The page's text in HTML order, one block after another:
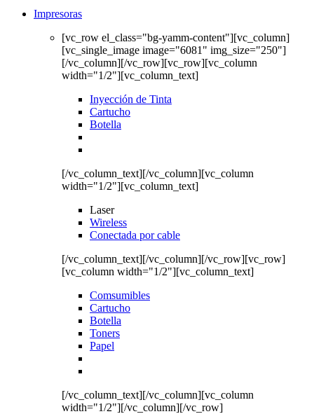
Impresoras
[vc_row el_class="bg-yamm-content"][vc_column]
[vc_single_image image="6081" img_size="250"]
[/vc_column][/vc_row][vc_row][vc_column
width="1/2"][vc_column_text]
Inyección de Tinta
Cartucho
Botella
[/vc_column_text][/vc_column][vc_column
width="1/2"][vc_column_text]
Laser
Wireless
Conectada por cable
[/vc_column_text][/vc_column][/vc_row][vc_row]
[vc_column width="1/2"][vc_column_text]
Comsumibles
Cartucho
Botella
Toners
Papel
[/vc_column_text][/vc_column][vc_column
width="1/2"][/vc_column][/vc_row]